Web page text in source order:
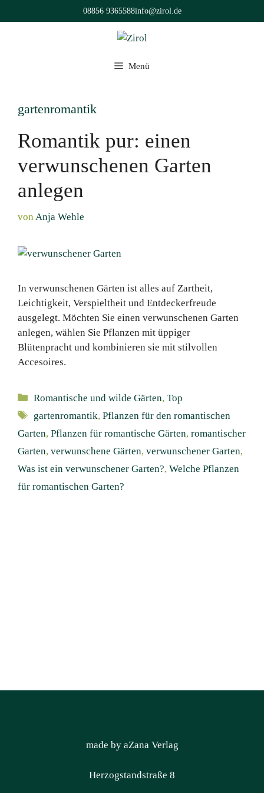
Inhalt
08856 9365588info@zirol.de
Menü
gartenromantik
Romantik pur: einen
verwunschenen Garten
anlegen
von Anja Wehle
In verwunschenen Gärten ist alles auf Zartheit,
Leichtigkeit, Verspieltheit und Entdeckerfreude
ausgelegt. Möchten Sie einen verwunschenen Garten
anlegen, wählen Sie Pflanzen mit üppiger
Blütenpracht und kombinieren sie mit stilvollen
Accesoires.
Kategorien
Romantische und wilde Gärten,Top
Schlagwörter
gartenromantik,Pflanzen für den romantischen
Garten, Pflanzen für romantische Gärten, romantischer
Garten, verwunschene Gärten, verwunschener Garten,
Was ist ein verwunschener Garten?, Welche Pflanzen
für romantischen Garten?
made by aZana Verlag
Herzogstandstraße 8